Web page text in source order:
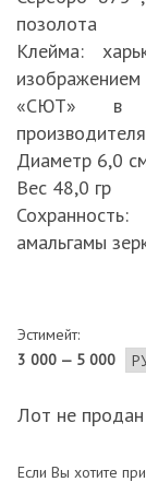
позолота
Клейма:
«СЮТ» в
Диаметр 6,0
Вес 48,0 гр
амальгамы
Эстимейт:
3 000 — 5 000
Лот не продан
Если Вы хотите